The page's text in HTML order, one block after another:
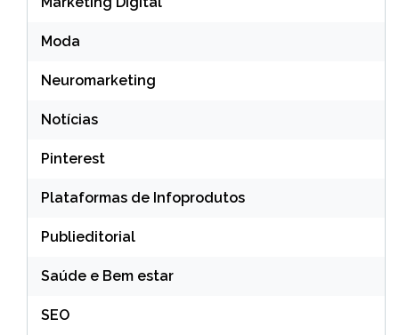
Moda
Neuromarketing
Notícias
Pinterest
Plataformas de Infoprodutos
Publieditorial
Saúde e Bem estar
SEO